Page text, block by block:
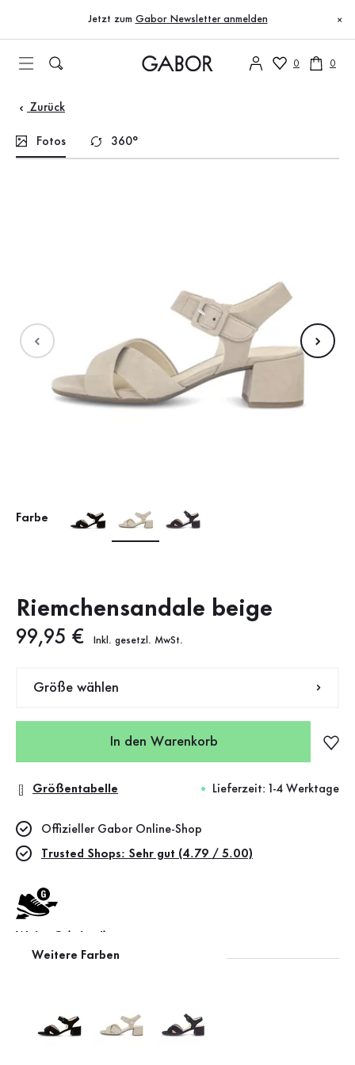
Zum Inhaltsverzeichnis
Zur Hauptnavigation
Jetzt zum Gabor Newsletter anmelden ×
0 0
Zurück
Fotos 360°
Farbe
Riemchensandale beige
Neuer Preis
99,95 € Inkl. gesetzl. MwSt.
Größe wählen
In den Warenkorb
Größentabelle Lieferzeit: 1-4 Werktage
Weitere Farben
Offizieller Gabor Online-Shop
Trusted Shops: Sehr gut (4.79 / 5.00)
Leather Working Group